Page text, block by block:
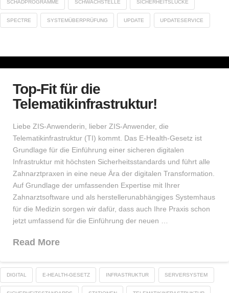
SCHADPROGRAMME SCHWACHSTELLE SICHERHEITSLÜCKE
SPECTRE SYSTEMÜBERPRÜFUNG UPDATE UPDATESERVICE
Top-Fit für die
Telematikinfrastruktur!
Liebe ZIS-Anwenderin, lieber ZIS-Anwender, die
Telematikinfrastruktur (TI) kommt. Das E-Health-Gesetz ist
Grundlage für die Einführung einer sicheren digitalen
Infrastruktur mit höchsten Sicherheitsstandards und führt alle
Zahnarztpraxen in eine neue Ära der digitalen Transformation.
Auf Grundlage der umfassenden Expertise mit Ihrer
Zahnarztsoftware und als herstellerunabhängiges Systemhaus
für die Medizin sorgen wir dafür, dass auch Ihre Praxis schon
jetzt umfassend für die Einführung der neuen …
Read More
DIGITAL E-HEALTH-GESETZ INFRASTRUKTUR SERVERSYSTEM